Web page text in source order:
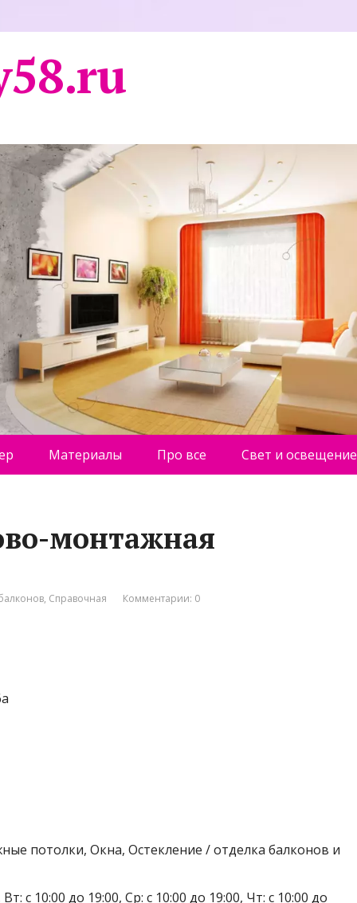
Материалы Про все Свет и освещение
монтажная
, Справочная Комментарии: 0
потолки, Окна, Остекление / отделка балконов и
с 10:00 до 19:00, Ср: с 10:00 до 19:00, Чт: с 10:00 до